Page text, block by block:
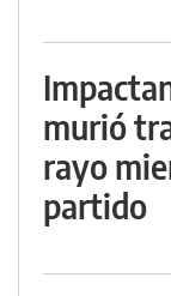
murió
rayo
partido